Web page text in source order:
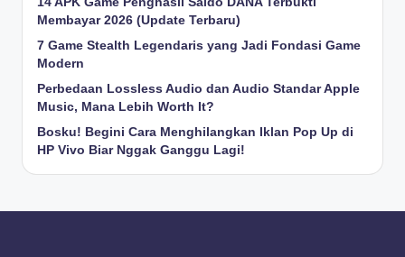
Membayar 2026 (Update Terbaru)
7 Game Stealth Legendaris yang Jadi Fondasi Game
Modern
Perbedaan Lossless Audio dan Audio Standar Apple
Music, Mana Lebih Worth It?
Bosku! Begini Cara Menghilangkan Iklan Pop Up di
HP Vivo Biar Nggak Ganggu Lagi!